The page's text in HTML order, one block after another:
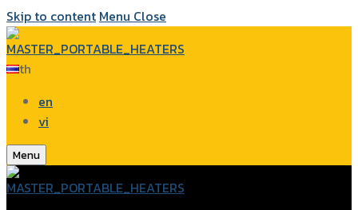
Skip to content Menu Close
th
en
vi
Menu